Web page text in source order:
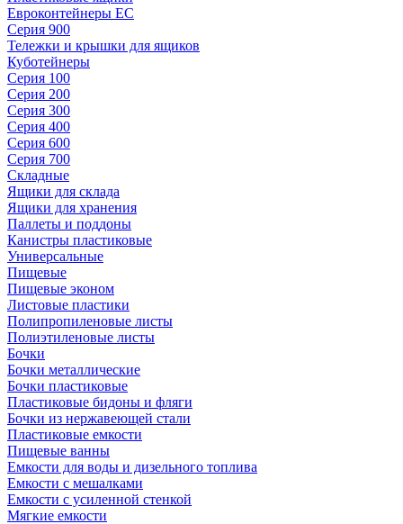
Евроконтейнеры ЕС
Серия 900
Тележки и крышки для ящиков
Куботейнеры
Серия 100
Серия 200
Серия 300
Серия 400
Серия 600
Серия 700
Складные
Ящики для склада
Ящики для хранения
Паллеты и поддоны
Канистры пластиковые
Универсальные
Пищевые
Пищевые эконом
Листовые пластики
Полипропиленовые листы
Полиэтиленовые листы
Бочки
Бочки металлические
Бочки пластиковые
Пластиковые бидоны и фляги
Бочки из нержавеющей стали
Пластиковые емкости
Пищевые ванны
Емкости для воды и дизельного топлива
Емкости с мешалками
Емкости с усиленной стенкой
Мягкие емкости